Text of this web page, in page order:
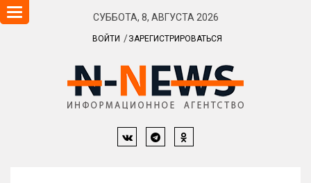
СУББОТА, 8, АВГУСТА 2026
ВОЙТИ ЗАРЕГИСТРИРОВАТЬСЯ
Навигация